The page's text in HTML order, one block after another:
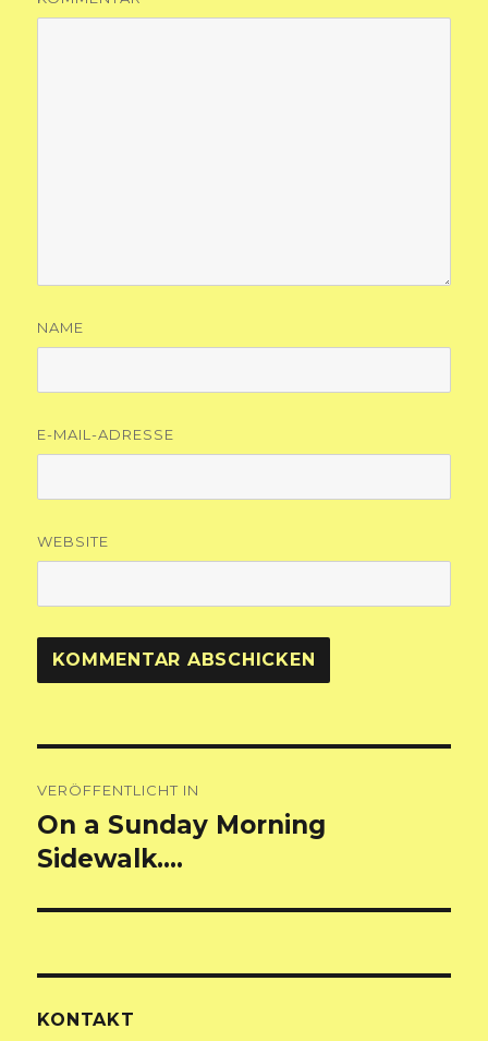
NAME
E-MAIL-ADRESSE
WEBSITE
VERÖFFENTLICHT IN
On a Sunday Morning
Sidewalk….
KONTAKT